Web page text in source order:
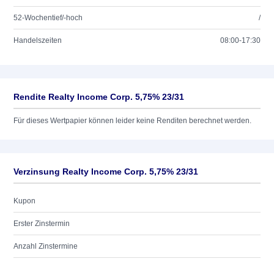
52-Wochentief/-hoch /
Handelszeiten 08:00-17:30
Rendite Realty Income Corp. 5,75% 23/31
Für dieses Wertpapier können leider keine Renditen berechnet werden.
Verzinsung Realty Income Corp. 5,75% 23/31
Kupon
Erster Zinstermin
Anzahl Zinstermine